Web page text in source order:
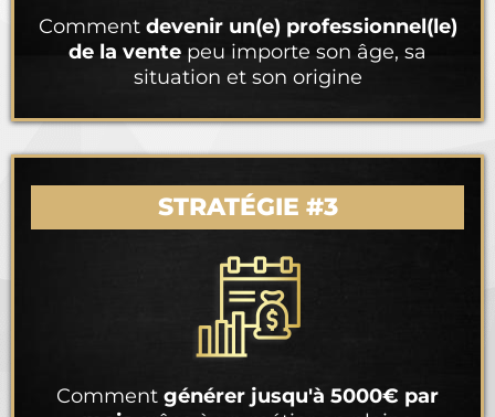
Comment devenir un(e) professionnel(le)
de la vente peu importe son âge, sa
situation et son origine
STRATÉGIE #3
Comment générer jusqu'à 5000€ par